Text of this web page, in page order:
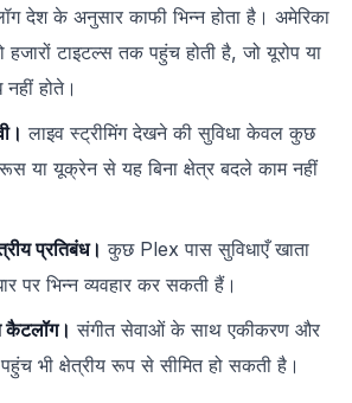
देश के अनुसार काफी भिन्न होता है। अमेरिका
टाइटल्स तक पहुंच होती है, जो यूरोप या
होते।
लाइव स्ट्रीमिंग देखने की सुविधा केवल कुछ
या यूक्रेन से यह बिना क्षेत्र बदले काम नहीं
प्रतिबंध। कुछ Plex पास सुविधाएँ खाता
पर भिन्न व्यवहार कर सकती हैं।
कैटलॉग। संगीत सेवाओं के साथ एकीकरण और
भी क्षेत्रीय रूप से सीमित हो सकती है।